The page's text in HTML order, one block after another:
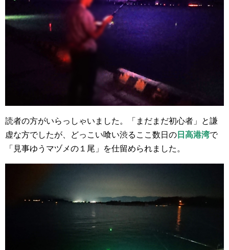
読者の方がいらっしゃいました。「まだまだ初心者」と謙
虚な方でしたが、どっこい喰い渋るここ数日の 日高港湾で
「見事ゆうマヅメの１尾」を仕留められました。